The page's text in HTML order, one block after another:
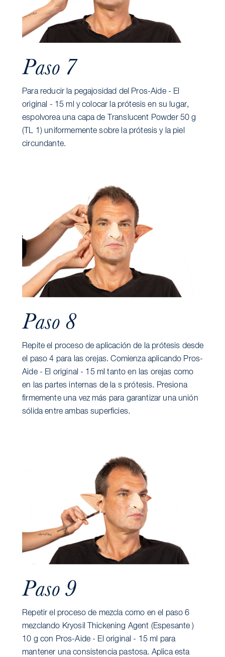
Paso 7
Para reducir la pegajosidad del Pros-Aide - El
original - 15 ml y colocar la prótesis en su lugar,
espolvorea una capa de Translucent Powder 50 g
(TL 1) uniformemente sobre la prótesis y la piel
circundante.
Paso 8
Repite el proceso de aplicación de la prótesis desde
el paso 4 para las orejas. Comienza aplicando Pros-
Aide - El original - 15 ml tanto en las orejas como
en las partes internas de la s prótesis. Presiona
firmemente una vez más para garantizar una unión
sólida entre ambas superficies.
Paso 9
Repetir el proceso de mezcla como en el paso 6
mezclando Kryosil Thickening Agent (Espesante )
10 g con Pros-Aide - El original - 15 ml para
mantener una consistencia pastosa. Aplica esta